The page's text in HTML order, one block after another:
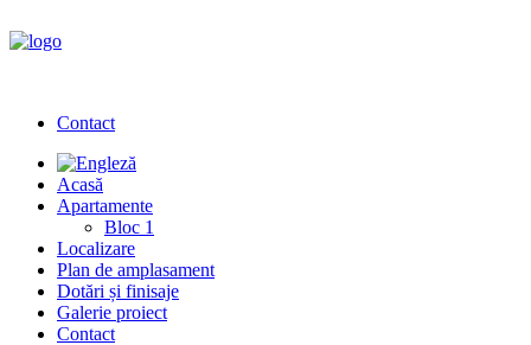
Contact
Acasă
Apartamente
Bloc 1
Localizare
Plan de amplasament
Dotări și finisaje
Galerie proiect
Contact